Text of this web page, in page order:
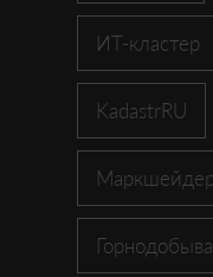
ИТ-кластер
KadastrRU